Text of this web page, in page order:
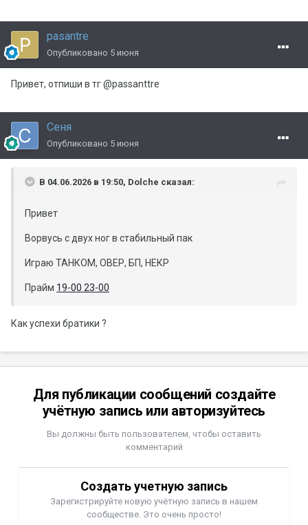
pasantre
Опубликовано 5 июня
Привет, отпиши в тг @passanttre
Сеня
Опубликовано 5 июня
В 04.06.2026 в 19:50, Dolche сказал:
Привет
Ворвусь с двух ног в стабильный пак
Играю ТАНКОМ, ОВЕР, БП, НЕКР
Прайм 19-00 23-00
Как успехи братики ?
Для публикации сообщений создайте
учётную запись или авторизуйтесь
Вы должны быть пользователем, чтобы оставить
комментарий
Создать учетную запись
Зарегистрируйте новую учётную запись в нашем
сообществе. Это очень просто!